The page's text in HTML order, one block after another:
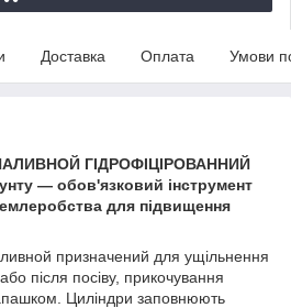
Доставка Оплата Умови
ГІДРОФІЦІРОВАННИЙ
— обов'язковий інструмент
для підвищення
призначений для ущільнення
після посіву, прикочування
Циліндри заповнюють